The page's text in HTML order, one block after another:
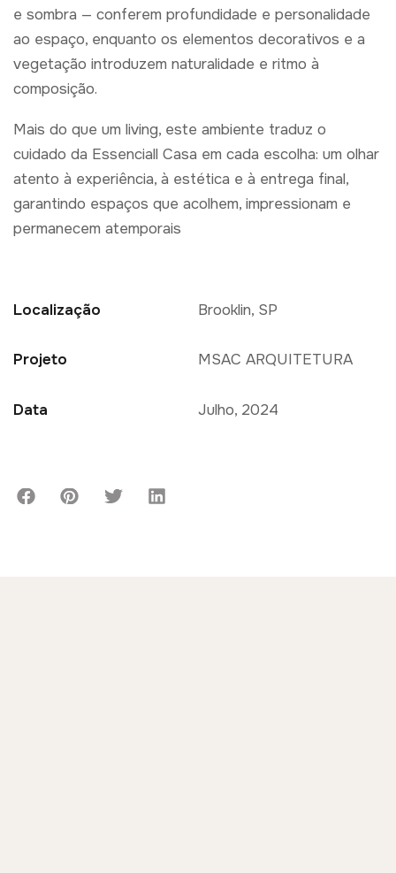
e sombra — conferem profundidade e personalidade
ao espaço, enquanto os elementos decorativos e a
vegetação introduzem naturalidade e ritmo à
composição.
Mais do que um living, este ambiente traduz o
cuidado da Essenciall Casa em cada escolha: um olhar
atento à experiência, à estética e à entrega final,
garantindo espaços que acolhem, impressionam e
permanecem atemporais
Localização Brooklin, SP
Projeto MSAC ARQUITETURA
Data Julho, 2024